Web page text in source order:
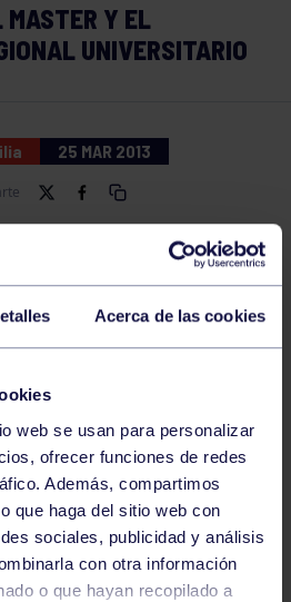
Acerca de las cookies
web se usan para personalizar
ofrecer funciones de redes
Además, compartimos
que haga del sitio web con
sociales, publicidad y análisis
con otra información
o que hayan recopilado a
MASTER Y EL
UNIVERSITARIO
25 MAR 2013